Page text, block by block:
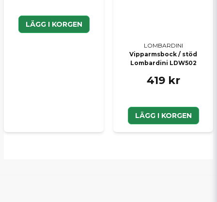
LÄGG I KORGEN
LOMBARDINI
Vipparmsbock / stöd
Lombardini LDW502
419 kr
LÄGG I KORGEN